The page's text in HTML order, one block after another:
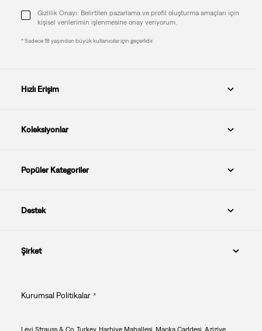
Gizlilik Onayı: Belirtilen pazarlama ve profil oluşturma amaçları için
kişisel verilerimin işlenmesine onay veriyorum.
* Sadece 18 yaşından büyük kullanıcılar için geçerlidir.
Hızlı Erişim
Koleksiyonlar
Popüler Kategoriler
Destek
Şirket
Kurumsal Politikalar
Levi Strauss & Co. Turkey, Harbiye Mahallesi. Maçka Caddesi. Aziziye